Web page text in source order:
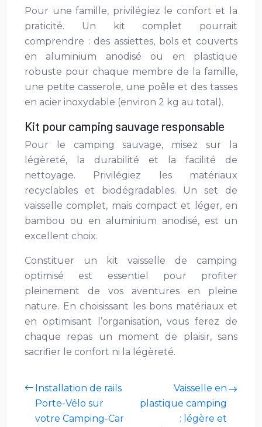
Pour une famille, privilégiez le confort et la
praticité. Un kit complet pourrait
comprendre : des assiettes, bols et couverts
en aluminium anodisé ou en plastique
robuste pour chaque membre de la famille,
une petite casserole, une poêle et des tasses
en acier inoxydable (environ 2 kg au total).
Kit pour camping sauvage responsable
Pour le camping sauvage, misez sur la
légèreté, la durabilité et la facilité de
nettoyage. Privilégiez les matériaux
recyclables et biodégradables. Un set de
vaisselle complet, mais compact et léger, en
bambou ou en aluminium anodisé, est un
excellent choix.
Constituer un kit vaisselle de camping
optimisé est essentiel pour profiter
pleinement de vos aventures en pleine
nature. En choisissant les bons matériaux et
en optimisant l’organisation, vous ferez de
chaque repas un moment de plaisir, sans
sacrifier le confort ni la légèreté.
Installation de rails
Porte-Vélo sur
votre Camping-Car
Vaisselle en
plastique camping
: légère et